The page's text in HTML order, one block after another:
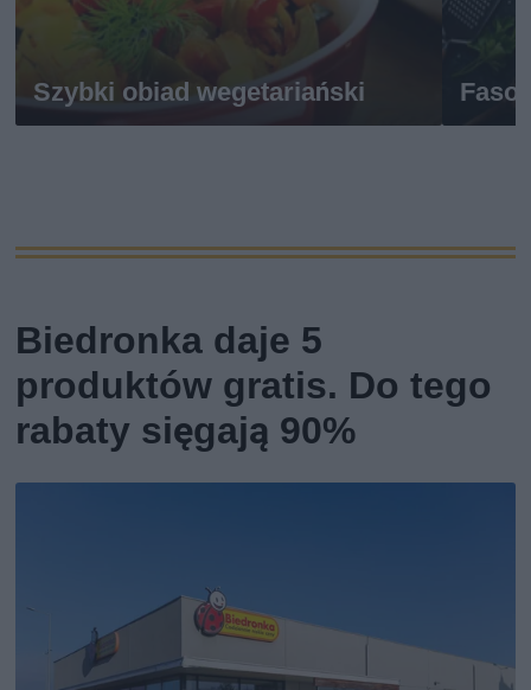
Szybki obiad wegetariański
Biedronka daje 5
produktów gratis. Do tego
rabaty sięgają 90%